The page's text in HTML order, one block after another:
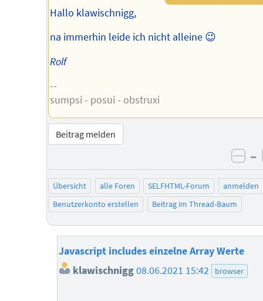
Hallo klawischnigg,
na immerhin leide ich nicht alleine 😉
Rolf
--
sumpsi - posui - obstruxi
Beitrag melden
–
Übersicht alle Foren SELFHTML-Forum
anmelden
Benutzerkonto erstellen
Beitrag im Thread-Baum
Javascript includes einzelne Array Werte
klawischnigg 08.06.2021 15:42 browser